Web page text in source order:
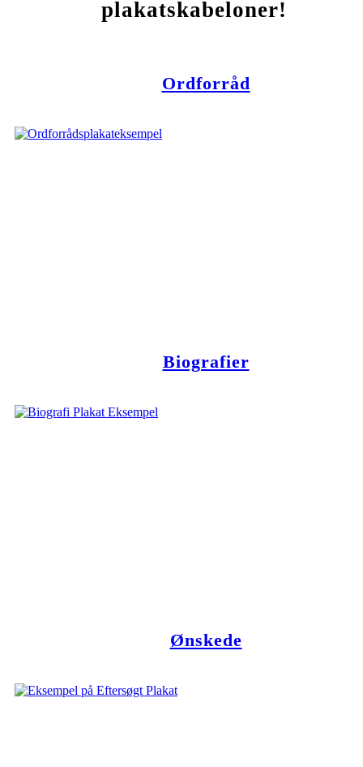
plakatskabeloner!
Ordforråd
Biografier
Ønskede